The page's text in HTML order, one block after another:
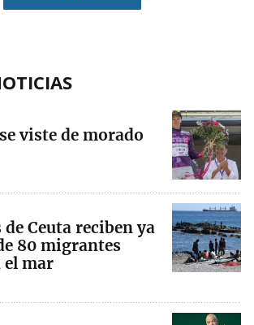
viste de morado
Ceuta reciben ya
80 migrantes
el mar